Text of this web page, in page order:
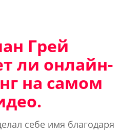
Грей
ли онлайн-
на самом
себе имя благодаря